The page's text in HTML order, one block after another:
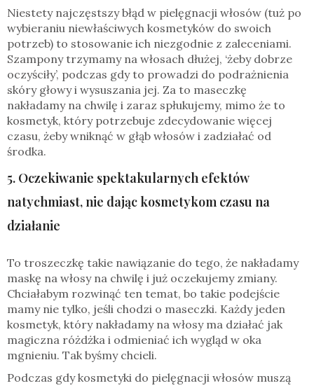
Niestety najczęstszy błąd w pielęgnacji włosów (tuż po
wybieraniu niewłaściwych kosmetyków do swoich
potrzeb) to stosowanie ich niezgodnie z zaleceniami.
Szampony trzymamy na włosach dłużej, ‘żeby dobrze
oczyściły’, podczas gdy to prowadzi do podrażnienia
skóry głowy i wysuszania jej. Za to maseczkę
nakładamy na chwilę i zaraz spłukujemy, mimo że to
kosmetyk, który potrzebuje zdecydowanie więcej
czasu, żeby wniknąć w głąb włosów i zadziałać od
środka.
5. Oczekiwanie spektakularnych efektów
natychmiast, nie dając kosmetykom czasu na
działanie
To troszeczkę takie nawiązanie do tego, że nakładamy
maskę na włosy na chwilę i już oczekujemy zmiany.
Chciałabym rozwinąć ten temat, bo takie podejście
mamy nie tylko, jeśli chodzi o maseczki. Każdy jeden
kosmetyk, który nakładamy na włosy ma działać jak
magiczna różdżka i odmieniać ich wygląd w oka
mgnieniu. Tak byśmy chcieli.
Podczas gdy kosmetyki do pielęgnacji włosów muszą